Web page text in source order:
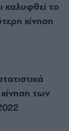
καλυφθεί το
κίνηση
κίνηση των